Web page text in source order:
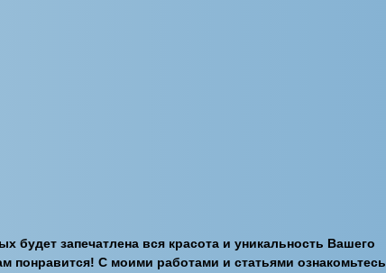
запечатлена вся красота и уникальность Вашего
понравится! С моими работами и статьями ознакомьтесь